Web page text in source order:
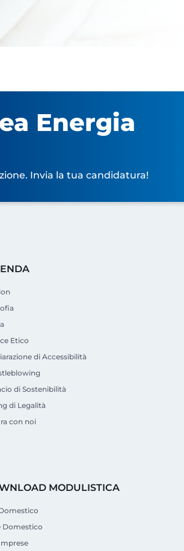
Energia
Invia la tua candidatura!
Etico
di Accessibilità
di Sostenibilità
di Legalità
con noi
MODULISTICA
Domestico